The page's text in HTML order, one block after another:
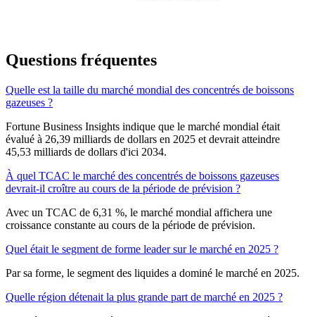
Questions fréquentes
Quelle est la taille du marché mondial des concentrés de boissons
gazeuses ?
Fortune Business Insights indique que le marché mondial était
évalué à 26,39 milliards de dollars en 2025 et devrait atteindre
45,53 milliards de dollars d'ici 2034.
À quel TCAC le marché des concentrés de boissons gazeuses
devrait-il croître au cours de la période de prévision ?
Avec un TCAC de 6,31 %, le marché mondial affichera une
croissance constante au cours de la période de prévision.
Quel était le segment de forme leader sur le marché en 2025 ?
Par sa forme, le segment des liquides a dominé le marché en 2025.
Quelle région détenait la plus grande part de marché en 2025 ?